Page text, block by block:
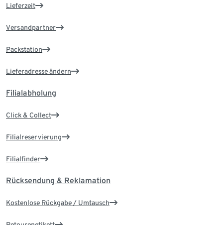
Lieferzeit
Versandpartner
Packstation
Lieferadresse ändern
Filialabholung
Click & Collect
Filialreservierung
Filialfinder
Rücksendung & Reklamation
Kostenlose Rückgabe / Umtausch